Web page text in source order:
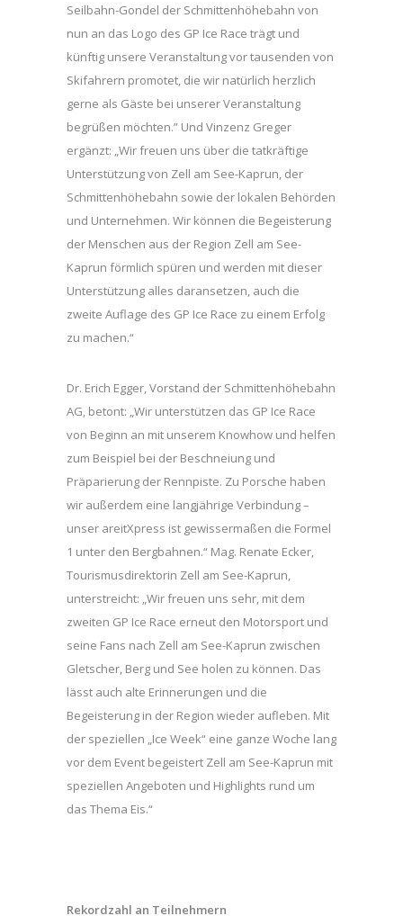
Seilbahn-Gondel der Schmittenhöhebahn von
nun an das Logo des GP Ice Race trägt und
künftig unsere Veranstaltung vor tausenden von
Skifahrern promotet, die wir natürlich herzlich
gerne als Gäste bei unserer Veranstaltung
begrüßen möchten.” Und Vinzenz Greger
ergänzt: „Wir freuen uns über die tatkräftige
Unterstützung von Zell am See-Kaprun, der
Schmittenhöhebahn sowie der lokalen Behörden
und Unternehmen. Wir können die Begeisterung
der Menschen aus der Region Zell am See-
Kaprun förmlich spüren und werden mit dieser
Unterstützung alles daransetzen, auch die
zweite Auflage des GP Ice Race zu einem Erfolg
zu machen.“
Dr. Erich Egger, Vorstand der Schmittenhöhebahn
AG, betont: „Wir unterstützen das GP Ice Race
von Beginn an mit unserem Knowhow und helfen
zum Beispiel bei der Beschneiung und
Präparierung der Rennpiste. Zu Porsche haben
wir außerdem eine langjährige Verbindung –
unser areitXpress ist gewissermaßen die Formel
1 unter den Bergbahnen.“ Mag. Renate Ecker,
Tourismusdirektorin Zell am See-Kaprun,
unterstreicht: „Wir freuen uns sehr, mit dem
zweiten GP Ice Race erneut den Motorsport und
seine Fans nach Zell am See-Kaprun zwischen
Gletscher, Berg und See holen zu können. Das
lässt auch alte Erinnerungen und die
Begeisterung in der Region wieder aufleben. Mit
der speziellen „Ice Week“ eine ganze Woche lang
vor dem Event begeistert Zell am See-Kaprun mit
speziellen Angeboten und Highlights rund um
das Thema Eis.“
Rekordzahl an Teilnehmern